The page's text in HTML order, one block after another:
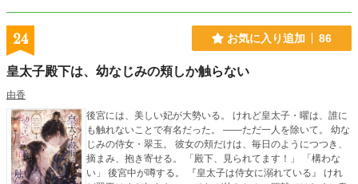
24 お気に入り追加 86
皇太子殿下は、幼なじみの頬しか触らない
由香
後宮には、美しい妃が大勢いる。 けれど皇太子・曜は、誰に
も触れないことで有名だった。 ――ただ一人を除いて。 幼な
じみの侍女・翠玉。 彼女の頬だけは、毎日のようにつつき、
摘まみ、抱き寄せる。 「殿下、見られてます！」 「構わな
い」 後宮中が噂する。 『皇太子は侍女に溺れている』 けれ